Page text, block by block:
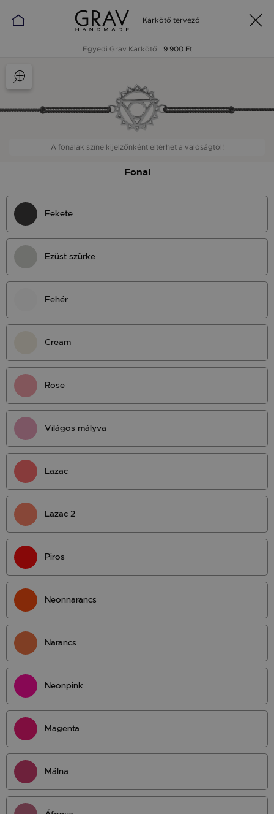
Karkötő tervező
Egyedi Grav Karkötő 9 900 Ft
A fonalak színe kijelzőnként eltérhet a valóságtól!
Fonal
Fekete
Ezüst szürke
Fehér
Cream
Rose
Világos mályva
Lazac
Lazac 2
Piros
Neonnarancs
Narancs
Neonpink
Magenta
Málna